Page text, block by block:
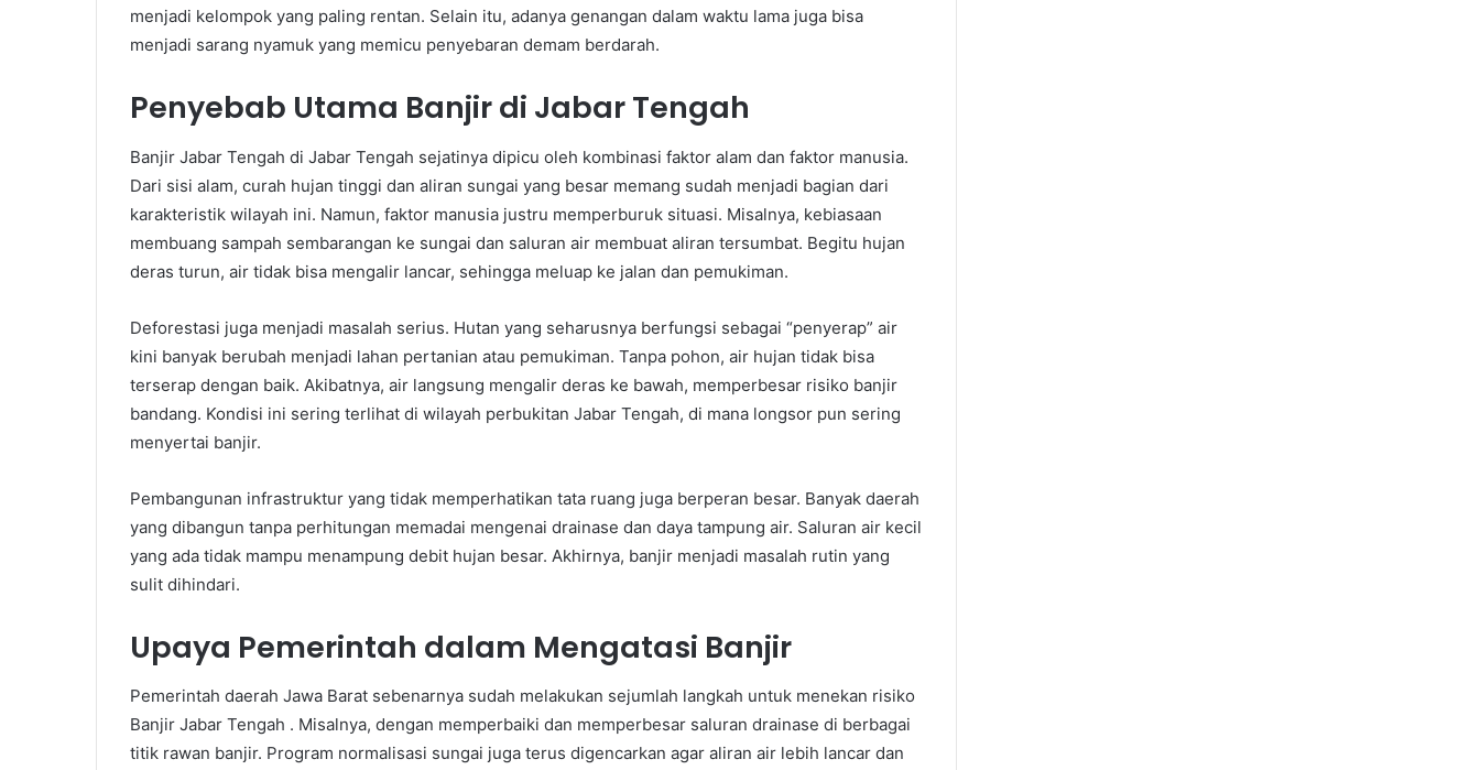
menjadi kelompok yang paling rentan. Selain itu, adanya genangan dalam waktu lama juga bisa
menjadi sarang nyamuk yang memicu penyebaran demam berdarah.
Penyebab Utama Banjir di Jabar Tengah
Banjir Jabar Tengah di Jabar Tengah sejatinya dipicu oleh kombinasi faktor alam dan faktor manusia.
Dari sisi alam, curah hujan tinggi dan aliran sungai yang besar memang sudah menjadi bagian dari
karakteristik wilayah ini. Namun, faktor manusia justru memperburuk situasi. Misalnya, kebiasaan
membuang sampah sembarangan ke sungai dan saluran air membuat aliran tersumbat. Begitu hujan
deras turun, air tidak bisa mengalir lancar, sehingga meluap ke jalan dan pemukiman.
Deforestasi juga menjadi masalah serius. Hutan yang seharusnya berfungsi sebagai “penyerap” air
kini banyak berubah menjadi lahan pertanian atau pemukiman. Tanpa pohon, air hujan tidak bisa
terserap dengan baik. Akibatnya, air langsung mengalir deras ke bawah, memperbesar risiko banjir
bandang. Kondisi ini sering terlihat di wilayah perbukitan Jabar Tengah, di mana longsor pun sering
menyertai banjir.
Pembangunan infrastruktur yang tidak memperhatikan tata ruang juga berperan besar. Banyak daerah
yang dibangun tanpa perhitungan memadai mengenai drainase dan daya tampung air. Saluran air kecil
yang ada tidak mampu menampung debit hujan besar. Akhirnya, banjir menjadi masalah rutin yang
sulit dihindari.
Upaya Pemerintah dalam Mengatasi Banjir
Pemerintah daerah Jawa Barat sebenarnya sudah melakukan sejumlah langkah untuk menekan risiko
Banjir Jabar Tengah . Misalnya, dengan memperbaiki dan memperbesar saluran drainase di berbagai
titik rawan banjir. Program normalisasi sungai juga terus digencarkan agar aliran air lebih lancar dan